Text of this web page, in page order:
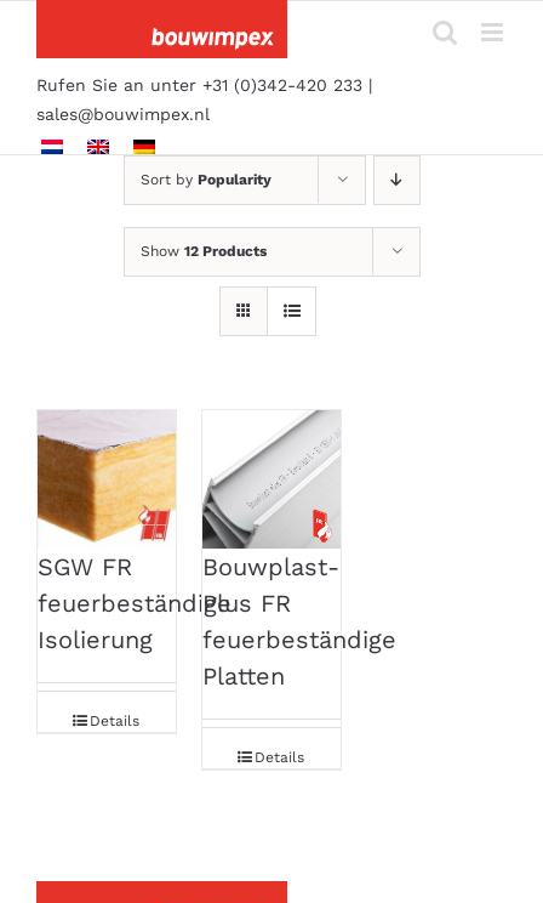
content
Rufen Sie an unter +31 (0)342-420 233 |
sales@bouwimpex.nl
Sort by Popularity
Show 12 Products
SGW FR
feuerbeständige
Isolierung
Details
Bouwplast-
Plus FR
feuerbeständige
Platten
Details